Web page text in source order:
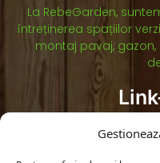
La RebeGarden,
întreținerea spațiilor
montaj pavaj,